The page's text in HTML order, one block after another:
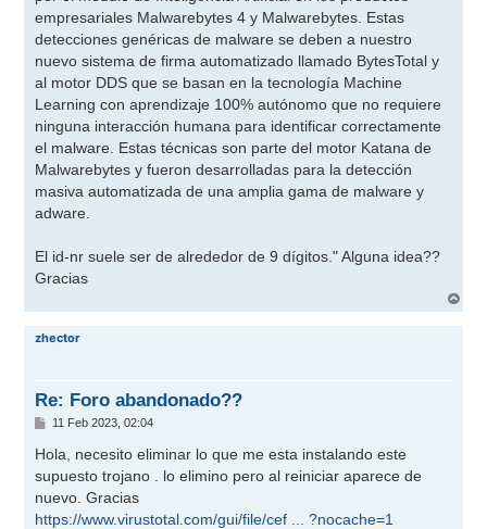
empresariales Malwarebytes 4 y Malwarebytes. Estas
detecciones genéricas de malware se deben a nuestro
nuevo sistema de firma automatizado llamado BytesTotal y
al motor DDS que se basan en la tecnología Machine
Learning con aprendizaje 100% autónomo que no requiere
ninguna interacción humana para identificar correctamente
el malware. Estas técnicas son parte del motor Katana de
Malwarebytes y fueron desarrolladas para la detección
masiva automatizada de una amplia gama de malware y
adware.
El id-nr suele ser de alrededor de 9 dígitos." Alguna idea??
Gracias
r
zhector
Re: Foro abandonado??
M
n
s
a
e
11 Feb 2023, 02:04
Hola, necesito eliminar lo que me esta instalando este
supuesto trojano . lo elimino pero al reiniciar aparece de
nuevo. Gracias
https://www.virustotal.com/gui/file/cef ... ?nocache=1